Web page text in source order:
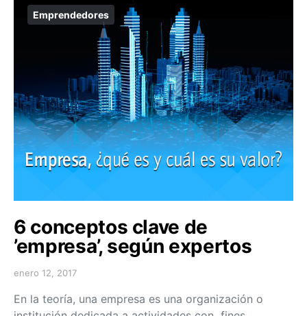
Emprendedores
6 conceptos clave de
’empresa’, según expertos
enero 12, 2017
En la teoría, una empresa es una organización o